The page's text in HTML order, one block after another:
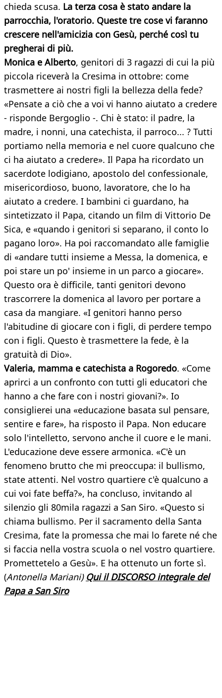
chieda scusa. La terza cosa è stato andare la
parrocchia, l'oratorio. Queste tre cose vi faranno
crescere nell'amicizia con Gesù, perché così tu
pregherai di più.
Monica e Alberto, genitori di 3 ragazzi di cui la più
piccola riceverà la Cresima in ottobre: come
trasmettere ai nostri figli la bellezza della fede?
«Pensate a ciò che a voi vi hanno aiutato a credere
- risponde Bergoglio -. Chi è stato: il padre, la
madre, i nonni, una catechista, il parroco... ? Tutti
portiamo nella memoria e nel cuore qualcuno che
ci ha aiutato a credere». Il Papa ha ricordato un
sacerdote lodigiano, apostolo del confessionale,
misericordioso, buono, lavoratore, che lo ha
aiutato a credere. I bambini ci guardano, ha
sintetizzato il Papa, citando un film di Vittorio De
Sica, e «quando i genitori si separano, il conto lo
pagano loro». Ha poi raccomandato alle famiglie
di «andare tutti insieme a Messa, la domenica, e
poi stare un po' insieme in un parco a giocare».
Questo ora è difficile, tanti genitori devono
trascorrere la domenica al lavoro per portare a
casa da mangiare. «I genitori hanno perso
l'abitudine di giocare con i figli, di perdere tempo
con i figli. Questo è trasmettere la fede, è la
gratuità di Dio».
Valeria, mamma e catechista a Rogoredo. «Come
aprirci a un confronto con tutti gli educatori che
hanno a che fare con i nostri giovani?». Io
consiglierei una «educazione basata sul pensare,
sentire e fare», ha risposto il Papa. Non educare
solo l'intelletto, servono anche il cuore e le mani.
L'educazione deve essere armonica. «C'è un
fenomeno brutto che mi preoccupa: il bullismo,
state attenti. Nel vostro quartiere c'è qualcuno a
cui voi fate beffa?», ha concluso, invitando al
silenzio gli 80mila ragazzi a San Siro. «Questo si
chiama bullismo. Per il sacramento della Santa
Cresima, fate la promessa che mai lo farete né che
si faccia nella vostra scuola o nel vostro quartiere.
Promettetelo a Gesù». E ha ottenuto un forte sì.
(Antonella Mariani) Qui il DISCORSO integrale del
Papa a San Siro